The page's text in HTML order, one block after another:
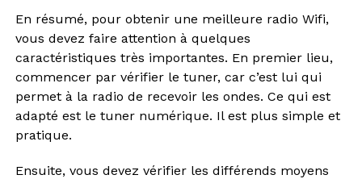
En résumé, pour obtenir une meilleure radio Wifi,
vous devez faire attention à quelques
caractéristiques très importantes. En premier lieu,
commencer par vérifier le tuner, car c’est lui qui
permet à la radio de recevoir les ondes. Ce qui est
adapté est le tuner numérique. Il est plus simple et
pratique.
Ensuite, vous devez vérifier les différends moyens